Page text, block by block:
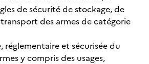
de sécurité de stockage, de
des armes de catégorie
réglementaire et sécurisée du
y compris des usages,